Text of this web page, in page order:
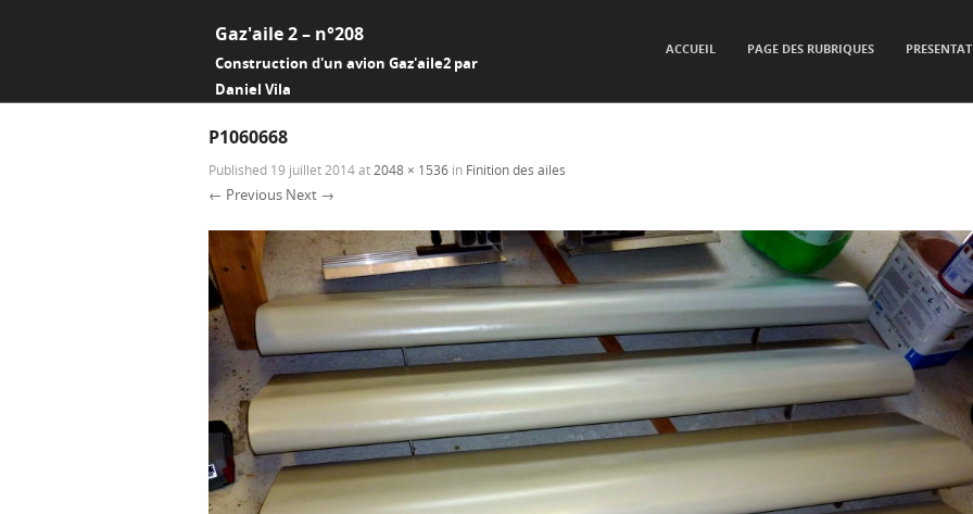
Gaz'aile 2 – n°208
Construction d'un avion Gaz'aile2 par
Daniel Vila
ACCUEIL PAGE DES RUBRIQUES
P1060668
Published 19 juillet 2014at 2048 × 1536 in Finition des ailes
← Previous Next →